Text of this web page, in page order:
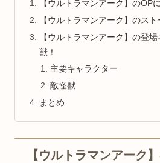
【ウルトラマンアーク】のOP
【ウルトラマンアーク】のスト
【ウルトラマンアーク】の登
獣！
主要キャラクター
敵怪獣
まとめ
【ウルトラマンアーク